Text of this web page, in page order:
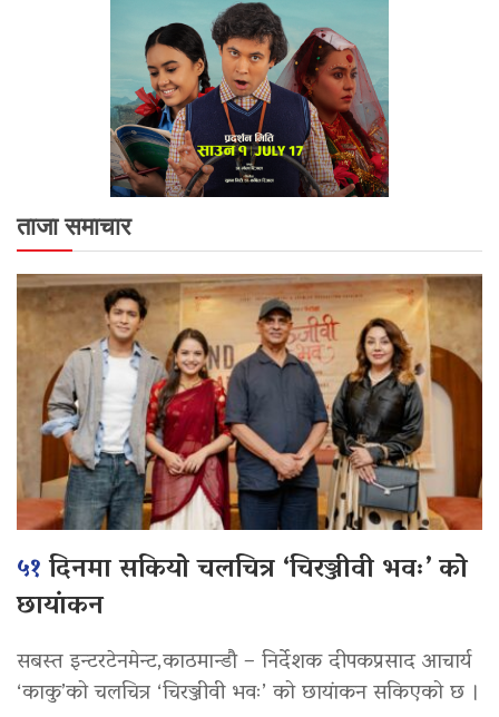
ताजा समाचार
५१दिनमा सकियो चलचित्र ‘चिरञ्जीवी भवः’ को
छायांकन
सबस्त इन्टरटेनमेन्ट,काठमान्डौ – निर्देशक दीपकप्रसाद आचार्य
‘काकु’को चलचित्र ‘चिरञ्जीवी भवः’ को छायांकन सकिएको छ ।